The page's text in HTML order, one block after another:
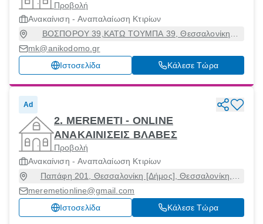
Προβολή
Ανακαίνιση - Αναπαλαίωση Κτιρίων
ΒΟΣΠΟΡΟΥ 39,ΚΑΤΩ ΤΟΥΜΠΑ 39, Θεσσαλονίκη
[Δήμος], Θεσσαλονίκη, 54454
mk@anikodomo.gr
Ιστοσελίδα
Κάλεσε Τώρα
Ad
2. MEREMETI - ONLINE
ΑΝΑΚΑΙΝΙΣΕΙΣ ΒΛΑΒΕΣ
Προβολή
Ανακαίνιση - Αναπαλαίωση Κτιρίων
Παπάφη 201, Θεσσαλονίκη [Δήμος], Θεσσαλονίκη,
54543
meremetionline@gmail.com
Ιστοσελίδα
Κάλεσε Τώρα